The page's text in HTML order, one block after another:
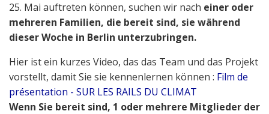
25. Mai auftreten können, suchen wir nach einer oder
mehreren Familien, die bereit sind, sie während
dieser Woche in Berlin unterzubringen.
Hier ist ein kurzes Video, das das Team und das Projekt
vorstellt, damit Sie sie kennenlernen können : Film de
présentation - SUR LES RAILS DU CLIMAT
Wenn Sie bereit sind, 1 oder mehrere Mitglieder der